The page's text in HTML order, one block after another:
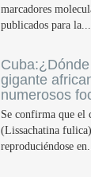
marcadores
publicados para la...
gigante
numerosos
Se confirma que el
(Lissachatina
reproduciéndose